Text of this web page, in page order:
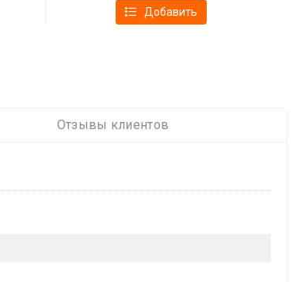
Добавить
Отзывы клиентов